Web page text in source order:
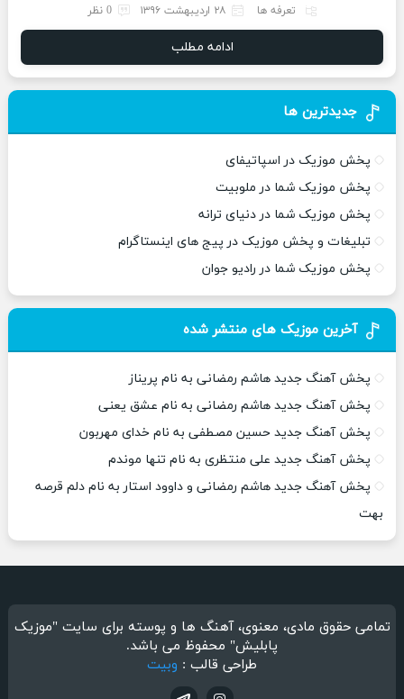
تعرفه ها ۲۸ اردیبهشت ۱۳۹۶ 0 نظر
ادامه مطلب
جدیدترین ها
پخش موزیک در اسپاتیفای
پخش موزیک شما در ملوبیت
پخش موزیک شما در دنیای ترانه
تبلیغات و پخش موزیک در پیج های اینستاگرام
پخش موزیک شما در رادیو جوان
آخرین موزیک های منتشر شده
پخش آهنگ جدید هاشم رمضانی به نام پریناز
پخش آهنگ جدید هاشم رمضانی به نام عشق یعنی
پخش آهنگ جدید حسین مصطفی به نام خدای مهربون
پخش آهنگ جدید علی منتظری به نام تنها موندم
پخش آهنگ جدید هاشم رمضانی و داوود استار به نام دلم قرصه
بهت
تمامی حقوق مادی، معنوی، آهنگ ها و پوسته برای سایت "موزیک
پابلیش" محفوظ می باشد.
طراحی قالب : وبیت